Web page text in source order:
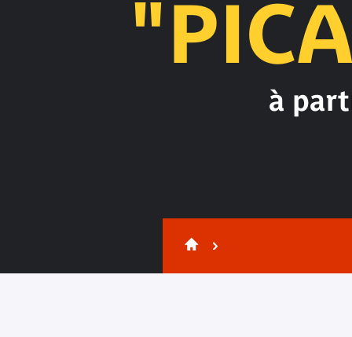
à